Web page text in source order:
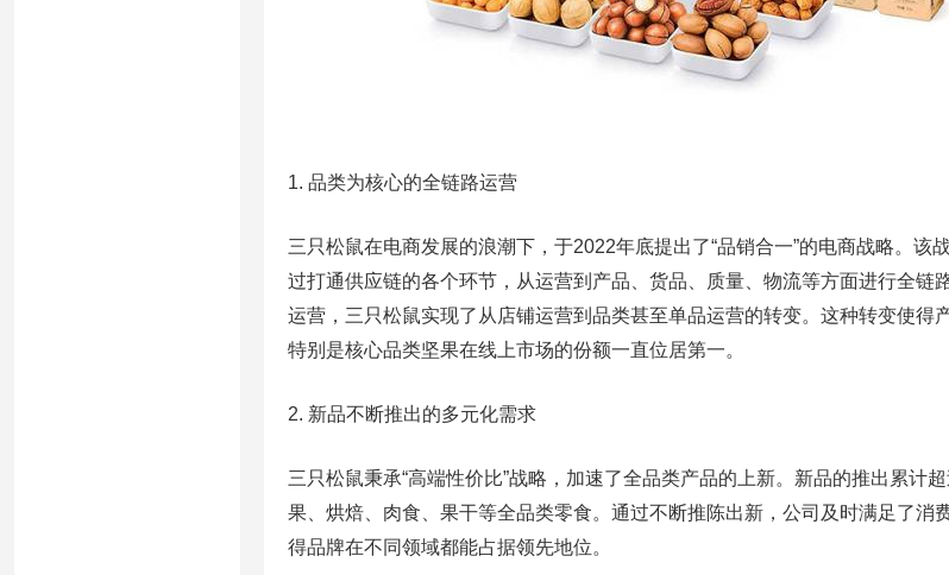
1. 品类为核心的全链路运营
三只松鼠在电商发展的浪潮下，于2022年底提出了“品销合一”的电商战略。该
过打通供应链的各个环节，从运营到产品、货品、质量、物流等方面进行全链
运营，三只松鼠实现了从店铺运营到品类甚至单品运营的转变。这种转变使得
特别是核心品类坚果在线上市场的份额一直位居第一。
2. 新品不断推出的多元化需求
三只松鼠秉承“高端性价比”战略，加速了全品类产品的上新。新品的推出累计
果、烘焙、肉食、果干等全品类零食。通过不断推陈出新，公司及时满足了消
得品牌在不同领域都能占据领先地位。